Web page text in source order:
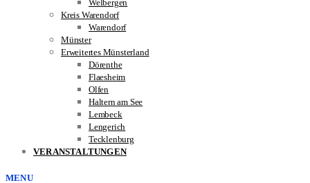
Welbergen
Kreis Warendorf
Warendorf
Münster
Erweitertes Münsterland
Dörenthe
Flaesheim
Olfen
Haltern am See
Lembeck
Lengerich
Tecklenburg
VERANSTALTUNGEN
MENU